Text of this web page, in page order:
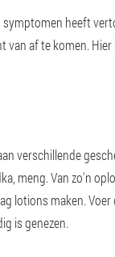
heeft
van af te komen.
verschillende
meng. Van zo'n
lotions maken.
is genezen.